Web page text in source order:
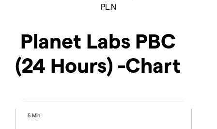
PL.N
Planet Labs PBC
(24 Hours) -Chart
5 Min